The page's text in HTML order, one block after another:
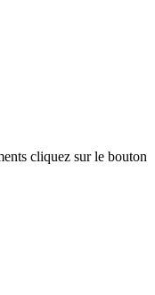
cliquez sur le bouton